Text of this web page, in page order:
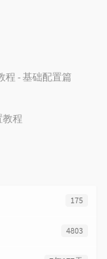
程 - 基础配置篇
教程
175
4803